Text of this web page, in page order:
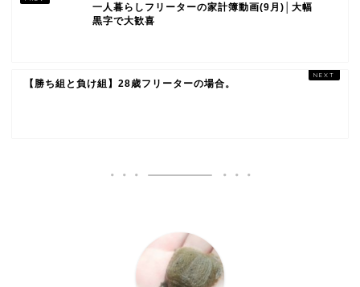
一人暮らしフリーターの家計簿動画(9月)│大幅
黒字で大歓喜
【勝ち組と負け組】28歳フリーターの場合。